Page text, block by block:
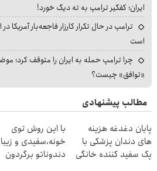
ایران؛ کفگیر ترامپ به ته دیگ خورد!
ترامپ در حال تکرار کارزار فاجعه‌بار آمریکا
است
چرا ترامپ حمله به ایران را متوقف کرد؛
«توافق» چیست؟
مطالب پیشنهادی
پایان دغدغه هزینه
های دندان پزشکی با
پک سفید کننده خانگی
با این روش توی
خونه،سفیدی و
دندوناتو برگردون